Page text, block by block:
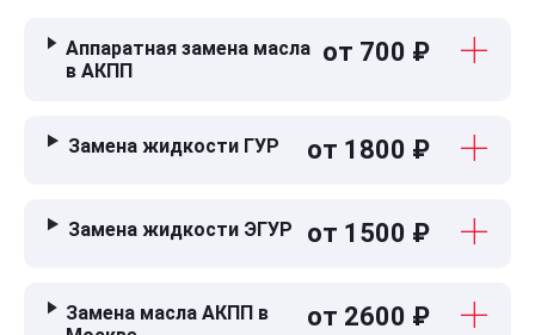
Аппаратная замена масла
в АКПП
от 700 ₽
Замена жидкости ГУР от 1800 ₽
Замена жидкости ЭГУР от 1500 ₽
Замена масла АКПП в
от 2600 ₽